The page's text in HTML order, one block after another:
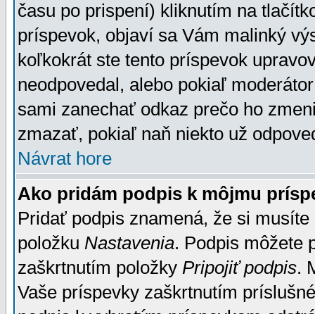
času po prispení) kliknutím na
príspevok, objaví sa Vám malinký
koľkokrát ste tento príspevok
neodpovedal, alebo pokiaľ
sami zanechať odkaz prečo ho
zmazať, pokiaľ naň niekto už
Návrat hore
Ako pridám podpis k môjmu
Pridať podpis znamená, že si
položku Nastavenia. Podpis môžete
zaškrtnutím položky Pripojiť podpis.
Vaše príspevky zaškrtnutím